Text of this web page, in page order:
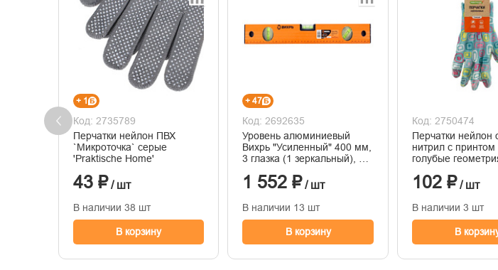
+ 1
Код: 2735789
Перчатки нейлон ПВХ
`Микроточка` серые
'Praktische Home'
43 ₽ / шт
В наличии 38 шт
В корзину
+ 47
Код: 2692635
Уровень алюминиевый
Вихрь "Усиленный" 400 мм,
3 глазка (1 зеркальный), 2
1 552 ₽ / шт
В наличии 13 шт
В корзину
Код: 2750474
Перчатки нейлон
нитрил с принтом
голубые
102 ₽/ шт
В наличии 3 шт
В